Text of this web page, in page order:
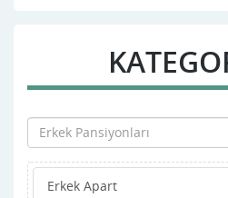
Bayrampaşa
Beşiktaş
Beykoz
Beylikdüzü
Erkek Apart